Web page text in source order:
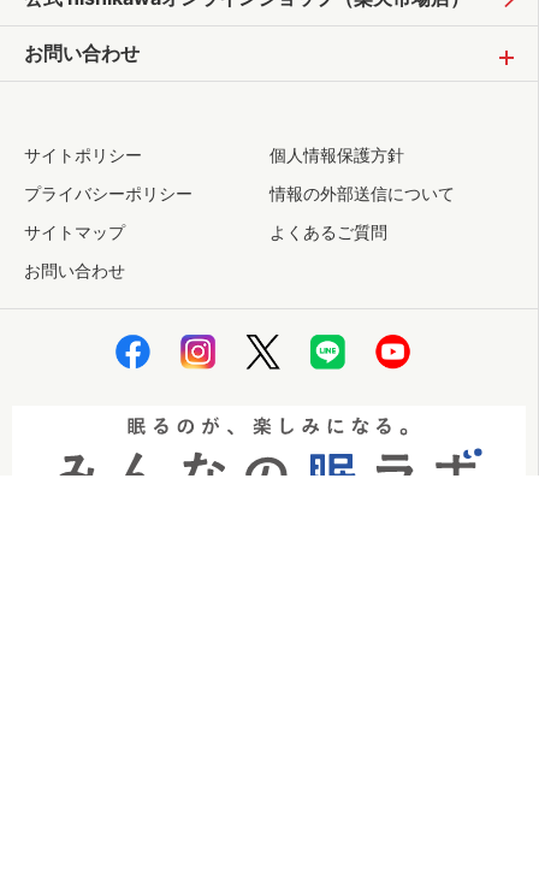
お問い合わせ
サイトポリシー
個人情報保護方針
プライバシーポリシー
情報の外部送信について
サイトマップ
よくあるご質問
お問い合わせ